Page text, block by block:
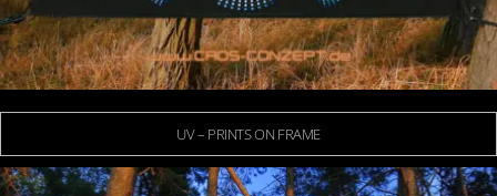
UV – PRINTS ON FRAME